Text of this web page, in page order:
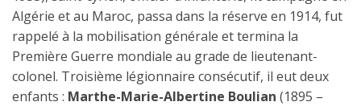
Algérie et au Maroc, passa dans la réserve en 1914, fut
rappelé à la mobilisation générale et termina la
Première Guerre mondiale au grade de lieutenant-
colonel. Troisième légionnaire consécutif, il eut deux
enfants : Marthe-Marie-Albertine Boulian (1895 –